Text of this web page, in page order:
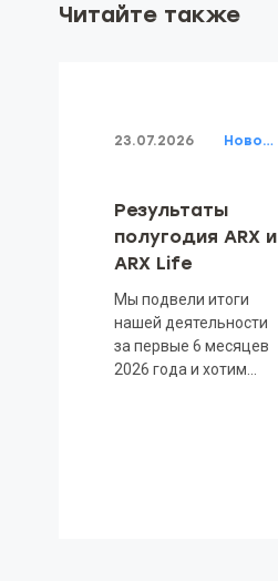
Читайте также
Новости
23.07.2026
Результаты
полугодия ARX и
ARX Life
Мы подвели итоги
нашей деятельности
за первые 6 месяцев
2026 года и хотим